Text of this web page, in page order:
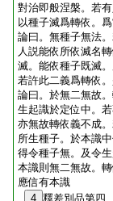
對治即般涅槃。若
以種子滅爲轉依。
論曰。無種子無法
人説能依所依滅名
滅。能依種子既滅
若許此二義爲轉依
論曰。於無二無故
生起識於定位中。
亦無故轉依義不成
所生種子。於本識
得令種子無。及令
本識則無二無故。
應信有本識
4 釋差別品第四